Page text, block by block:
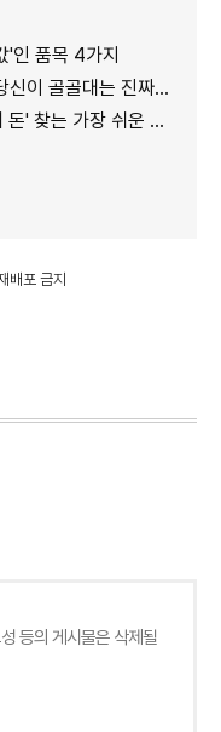
'인 품목 4가지
골골대는 진짜 이유
는 가장 쉬운 방법
배포 금지